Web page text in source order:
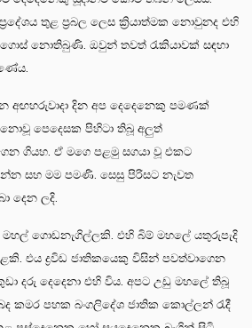
තුළ ප්‍රබල ලෙස ක්‍රියාත්මක නොවුනද එහි
නොතිබුණි. ඔවුන් තවත් රැකියාවක් සඳහා
අඟහරුවාදා දින අප දෙදෙනෙකු පමණක්
පෙදෙසක පිහිටා තිබූ අලුත්
ගියහ. ඒ මගෙ පළමු සගයා වූ එකට
සහ මම පමණි. සෙසු පිරිසට නැවත
දෙන ලදි.
ගොඩනැගිල්ලකි. එහි බිම් මහලේ යතුරුපැදි
එය ද්‍රවිඩ ජාතිකයෙකු විසින් පවත්වාගෙන
දරු දෙදෙනා එහි විය. අපට උඩු මහලේ තිබූ
කමර පහක බංගලිදේශ ජාතික කොල්ලන් රැදී